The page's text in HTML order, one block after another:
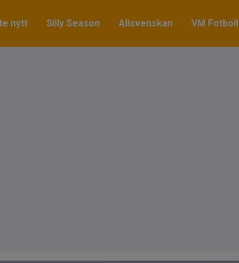
nytt Silly Season Allsvenskan VM Fotboll